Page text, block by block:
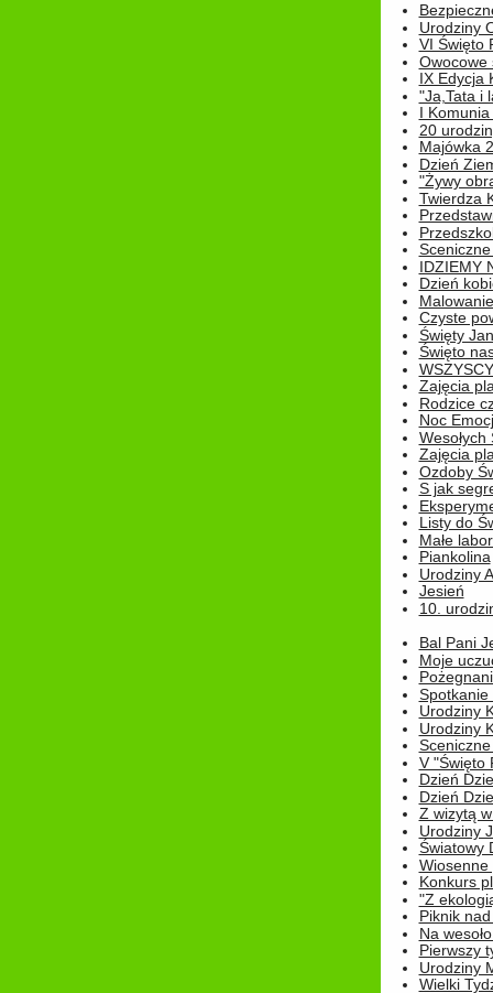
Urodziny
VI Święto
Owocowe
IX Edycja
"Ja,Tata i
I
20
Majówka
Dzień
"Żywy
Twierdza
IDZIEMY
Dzień
Czyste
Święty
Święto
Zajęcia
Rodzice
Noc
Wesołych
Zajęcia
Ozdoby
S jak
Listy do
Małe
Piankolina
Urodziny
Jesień
10.
Bal Pani
Moje
Spotkanie
Urodziny
Urodziny
V "Święto
Dzień
Dzień
Z wizytą
Urodziny
Światowy
Wiosenne
Konkurs
"Z
Piknik
Na
Pierwszy
Urodziny
Wielki